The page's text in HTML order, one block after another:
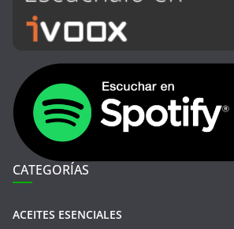
CATEGORÍAS
ACEITES ESENCIALES